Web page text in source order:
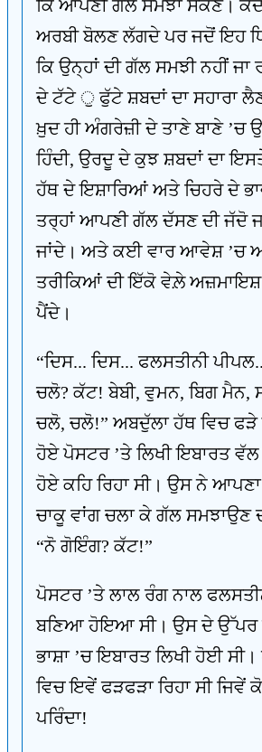
ਕਿ ਆਪਣੀ ਗੱਲ ਸਮਝਾ ਸਕਣ।
ਅਰਬੀ ਬੋਲਣ ਲੱਗਦੇ ਪਰ ਜਦੋਂ ਇਹ
ਕਿ ਉਨ੍ਹਾਂ ਦੀ ਗੱਲ ਸਮਝੀ ਨਹੀਂ ਜਾ
ਦੇ ਟੱਟੇ ੁ ਫੁੱਟੇ ਸ਼ਬਦਾਂ ਦਾ ਸਹਾਰਾ
ਖ਼ੁਦ ਹੀ ਅੰਗਰੇਜ਼ੀ ਦੇ ਤਾਣੇ ਬਾਣੇ ’ਚ
ਹਿੰਦੀ, ਉਰਦੂ ਦੇ ਕੁਝ ਸ਼ਬਦਾਂ ਦਾ
ਹੱਥ ਦੇ ਇਸ਼ਾਰਿਆਂ ਅਤੇ ਚਿਹਰੇ ਦੇ
ਤਰ੍ਹਾਂ ਆਪਣੀ ਗੱਲ ਦੱਸਣ ਦੀ ਜੱਦੋ
ਜਾਂਦੇ। ਅਤੇ ਕਈ ਵਾਰ ਆਵੇਸ਼ ’ਚ
ਤਰੀਕਿਆਂ ਦੀ ਇੱਕੋ ਵੇਲ਼ੇ
ਪੈਂਦੇ।
“ਦਿਸ... ਦਿਸ... ਫਲਸਤੀਨੀ
ਚਲੋ? ਕੱਟ! ਬੇਬੀ, ਵੁਮਨ, ਬਿਗ ਮੈਨ,
ਚਲੋ, ਚਲੋ!” ਅਬਦੁੱਲਾ ਹੱਥ ਵਿਚ
ਹੋਏ ਪੋਸਟਰ ’ਤੇ ਲਿਖੀ ਇਬਾਰਤ
ਹੋਏ ਕਹਿ ਰਿਹਾ ਸੀ। ਉਸ ਨੇ
ਚਾਕੂ ਵਾਂਗ ਚਲਾ ਕੇ ਗੱਲ ਸਮਝਾਉਣ
“ਨੋ ਗੋਇੰਗ? ਕੱਟ!”
ਪੋਸਟਰ ’ਤੇ ਲਾਲ ਰੰਗ ਨਾਲ
ਬਣਿਆ ਹੋਇਆ ਸੀ। ਉਸ ਦੇ ਉੱਪਰ
ਭਾਸ਼ਾ ’ਚ ਇਬਾਰਤ ਲਿਖੀ ਹੋਈ
ਵਿਚ ਇਵੇਂ ਫੜਫੜਾ ਰਿਹਾ ਸੀ
ਪਰਿੰਦਾ!